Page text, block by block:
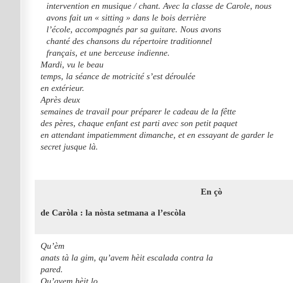
intervention en musique / chant. Avec la classe de Carole, nous
avons fait un « sitting » dans le bois derrière
l’école, accompagnés par sa guitare. Nous avons
chanté des chansons du répertoire traditionnel
français, et une berceuse indienne.
Mardi, vu le beau
temps, la séance de motricité s’est déroulée
en extérieur.
Après deux
semaines de travail pour préparer le cadeau de la fêtte
des pères, chaque enfant est parti avec son petit paquet
en attendant impatiemment dimanche, et en essayant de garder le
secret jusque là.
En çò
de Caròla : la nòsta setmana a l’escòla
Qu’èm
anats tà la gim, qu’avem hèit escalada contra la
pared.
Qu’avem hèit lo